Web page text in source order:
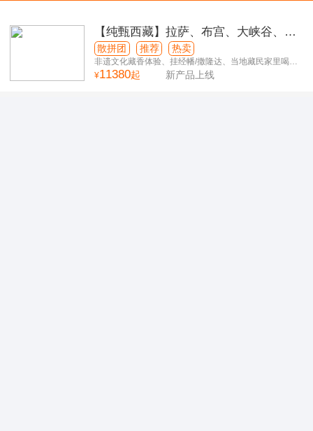
【纯甄西藏】拉萨、布宫、大峡谷、巴
松措、桑耶寺、羊湖、纳木措 卧飞10日
游
散拼团 推荐 热卖
非遗文化藏香体验、挂经幡/撒隆达、当地藏民家里喝
茶！
¥11380起 新产品上线